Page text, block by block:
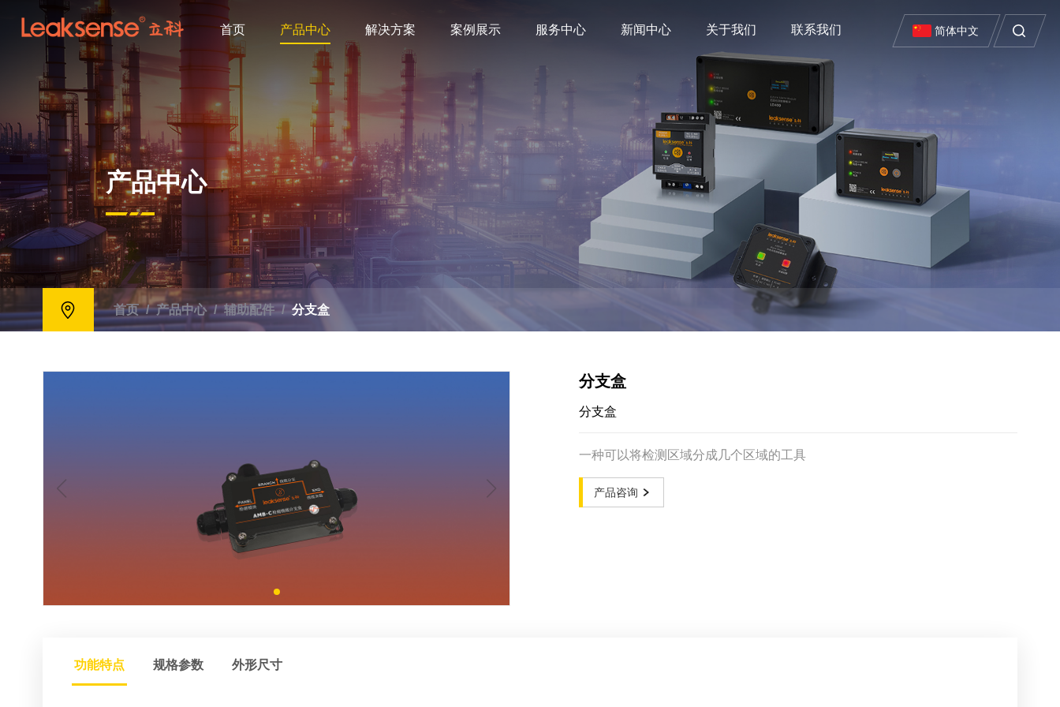
首页 产品中心 解决方案 案例展示 服务中心 新闻中心 关于我们 联系我们 简体中文
产品中心
首页 / 产品中心 / 辅助配件 / 分支盒
分支盒
分支盒
一种可以将检测区域分成几个区域的工具
产品咨询
功能特点 规格参数 外形尺寸